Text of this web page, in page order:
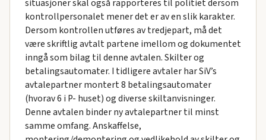
situasjoner skal også rapporteres til politiet dersom
kontrollpersonalet mener det er av en slik karakter.
Dersom kontrollen utføres av tredjepart, må det
være skriftlig avtalt partene imellom og dokumentet
inngå som bilag til denne avtalen. Skilter og
betalingsautomater. I tidligere avtaler har SiV’s
avtalepartner montert 8 betalingsautomater
(hvorav 6 i P- huset) og diverse skiltanvisninger.
Denne avtalen binder ny avtalepartner til minst
samme omfang. Anskaffelse,